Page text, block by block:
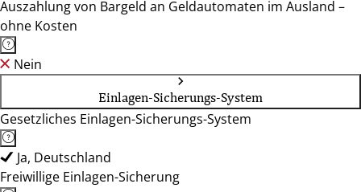
Auszahlung von Bargeld an Geldautomaten im Ausland –
ohne Kosten
Nein
Einlagen-Sicherungs-System
Gesetzliches Einlagen-Sicherungs-System
Ja, Deutschland
Freiwillige Einlagen-Sicherung